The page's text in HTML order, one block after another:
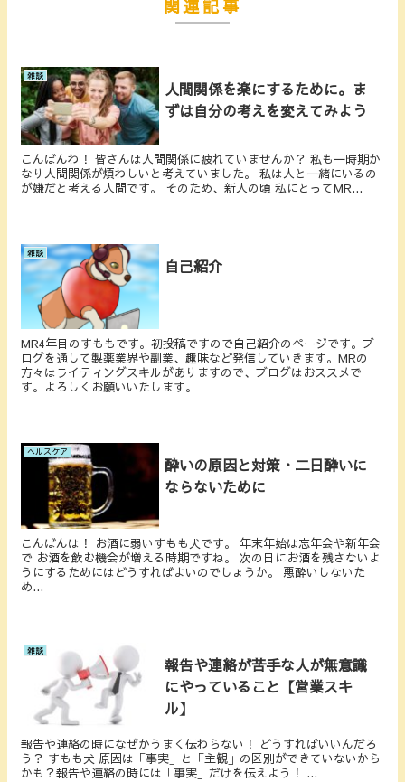
関連記事
雑談
人間関係を楽にするために。ま
ずは自分の考えを変えてみよう
こんばんわ！ 皆さんは人間関係に疲れていませんか？ 私も一時期か
なり人間関係が煩わしいと考えていました。 私は人と一緒にいるの
が嫌だと考える人間です。 そのため、新人の頃 私にとってMR...
雑談
自己紹介
MR4年目のすももです。初投稿ですので自己紹介のページです。ブ
ログを通して製薬業界や副業、趣味など発信していきます。MRの
方々はライティングスキルがありますので、ブログはおススメで
す。よろしくお願いいたします。
ヘルスケア
酔いの原因と対策・二日酔いに
ならないために
こんばんは！ お酒に弱いすもも犬です。 年末年始は忘年会や新年会
で お酒を飲む機会が増える時期ですね。 次の日にお酒を残さないよ
うにするためにはどうすればよいのでしょうか。 悪酔いしないた
め...
雑談
報告や連絡が苦手な人が無意識
にやっていること【営業スキ
ル】
報告や連絡の時になぜかうまく伝わらない！ どうすればいいんだろ
う？ すもも犬 原因は「事実」と「主観」の区別ができていないから
かも？報告や連絡の時には「事実」だけを伝えよう！ ...